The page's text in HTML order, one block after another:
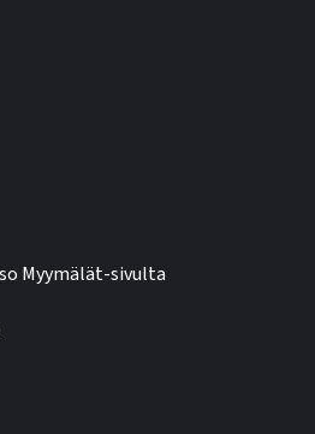
Myymälät-sivulta